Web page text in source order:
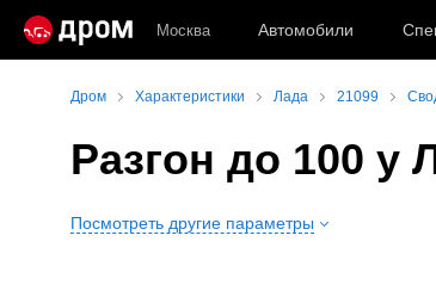
Москва Автомобили
Дром Характеристики Лада 21099
Разгон до 100 у
Посмотреть другие параметры